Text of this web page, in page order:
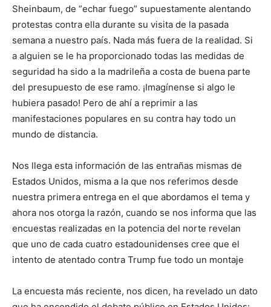
Sheinbaum, de “echar fuego” supuestamente alentando
protestas contra ella durante su visita de la pasada
semana a nuestro país. Nada más fuera de la realidad. Si
a alguien se le ha proporcionado todas las medidas de
seguridad ha sido a la madrileña a costa de buena parte
del presupuesto de ese ramo. ¡Imagínense si algo le
hubiera pasado! Pero de ahí a reprimir a las
manifestaciones populares en su contra hay todo un
mundo de distancia.
Nos llega esta información de las entrañas mismas de
Estados Unidos, misma a la que nos referimos desde
nuestra primera entrega en el que abordamos el tema y
ahora nos otorga la razón, cuando se nos informa que las
encuestas realizadas en la potencia del norte revelan
que uno de cada cuatro estadounidenses cree que el
intento de atentado contra Trump fue todo un montaje
La encuesta más reciente, nos dicen, ha revelado un dato